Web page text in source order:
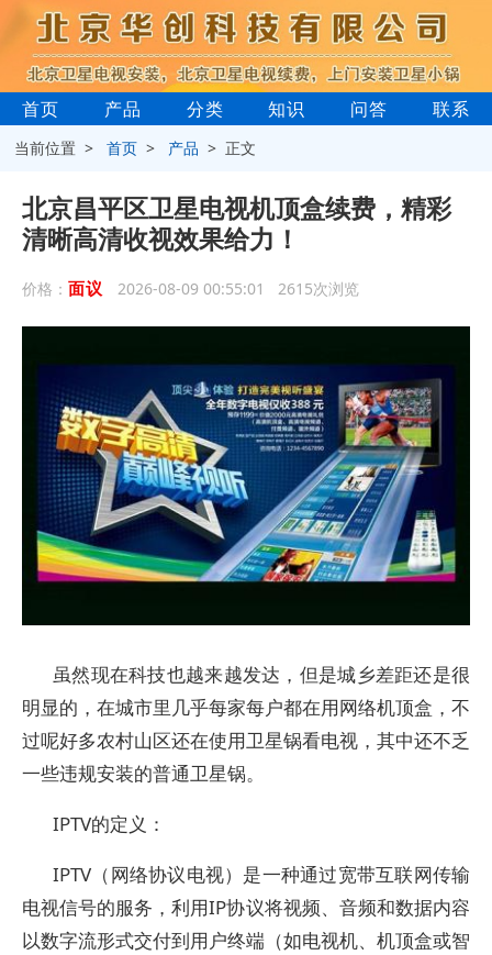
首页 产品 分类 知识 问答 联系
当前位置 >首页 > 产品 > 正文
北京昌平区卫星电视机顶盒续费，精彩
清晰高清收视效果给力！
价格： 面议 2026-08-09 00:55:01 2615次浏览
虽然现在科技也越来越发达，但是城乡差距还是很
明显的，在城市里几乎每家每户都在用网络机顶盒，不
过呢好多农村山区还在使用卫星锅看电视，其中还不乏
一些违规安装的普通卫星锅。
IPTV的定义：
IPTV（网络协议电视）是一种通过宽带互联网传输
电视信号的服务，利用IP协议将视频、音频和数据内容
以数字流形式交付到用户终端（如电视机、机顶盒或智